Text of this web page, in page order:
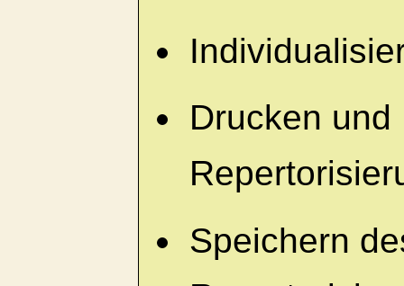
Drucken
Speichern